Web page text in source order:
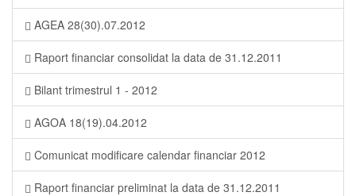
AGEA 28(30).07.2012
Raport financiar consolidat la data de 31.12.2011
Bilant trimestrul 1 - 2012
AGOA 18(19).04.2012
Comunicat modificare calendar financiar 2012
Raport financiar preliminat la data de 31.12.2011